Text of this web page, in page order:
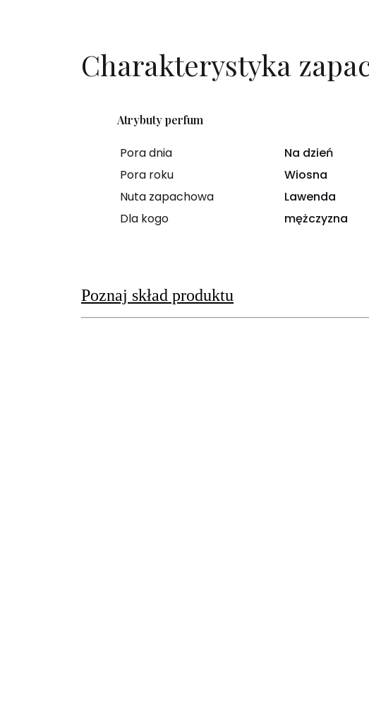
Charakterystyka
Atrybuty perfum
Pora dnia
Na dzień
Pora roku
Wiosna
Nuta zapachowa
Lawenda
Dla kogo
mężczyzna
Poznaj skład produktu